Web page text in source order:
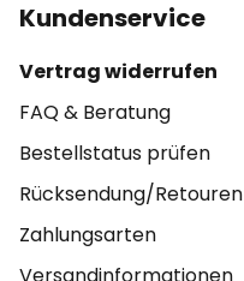
Kundenservice
Vertrag widerrufen
FAQ & Beratung
Bestellstatus prüfen
Rücksendung/Retouren
Zahlungsarten